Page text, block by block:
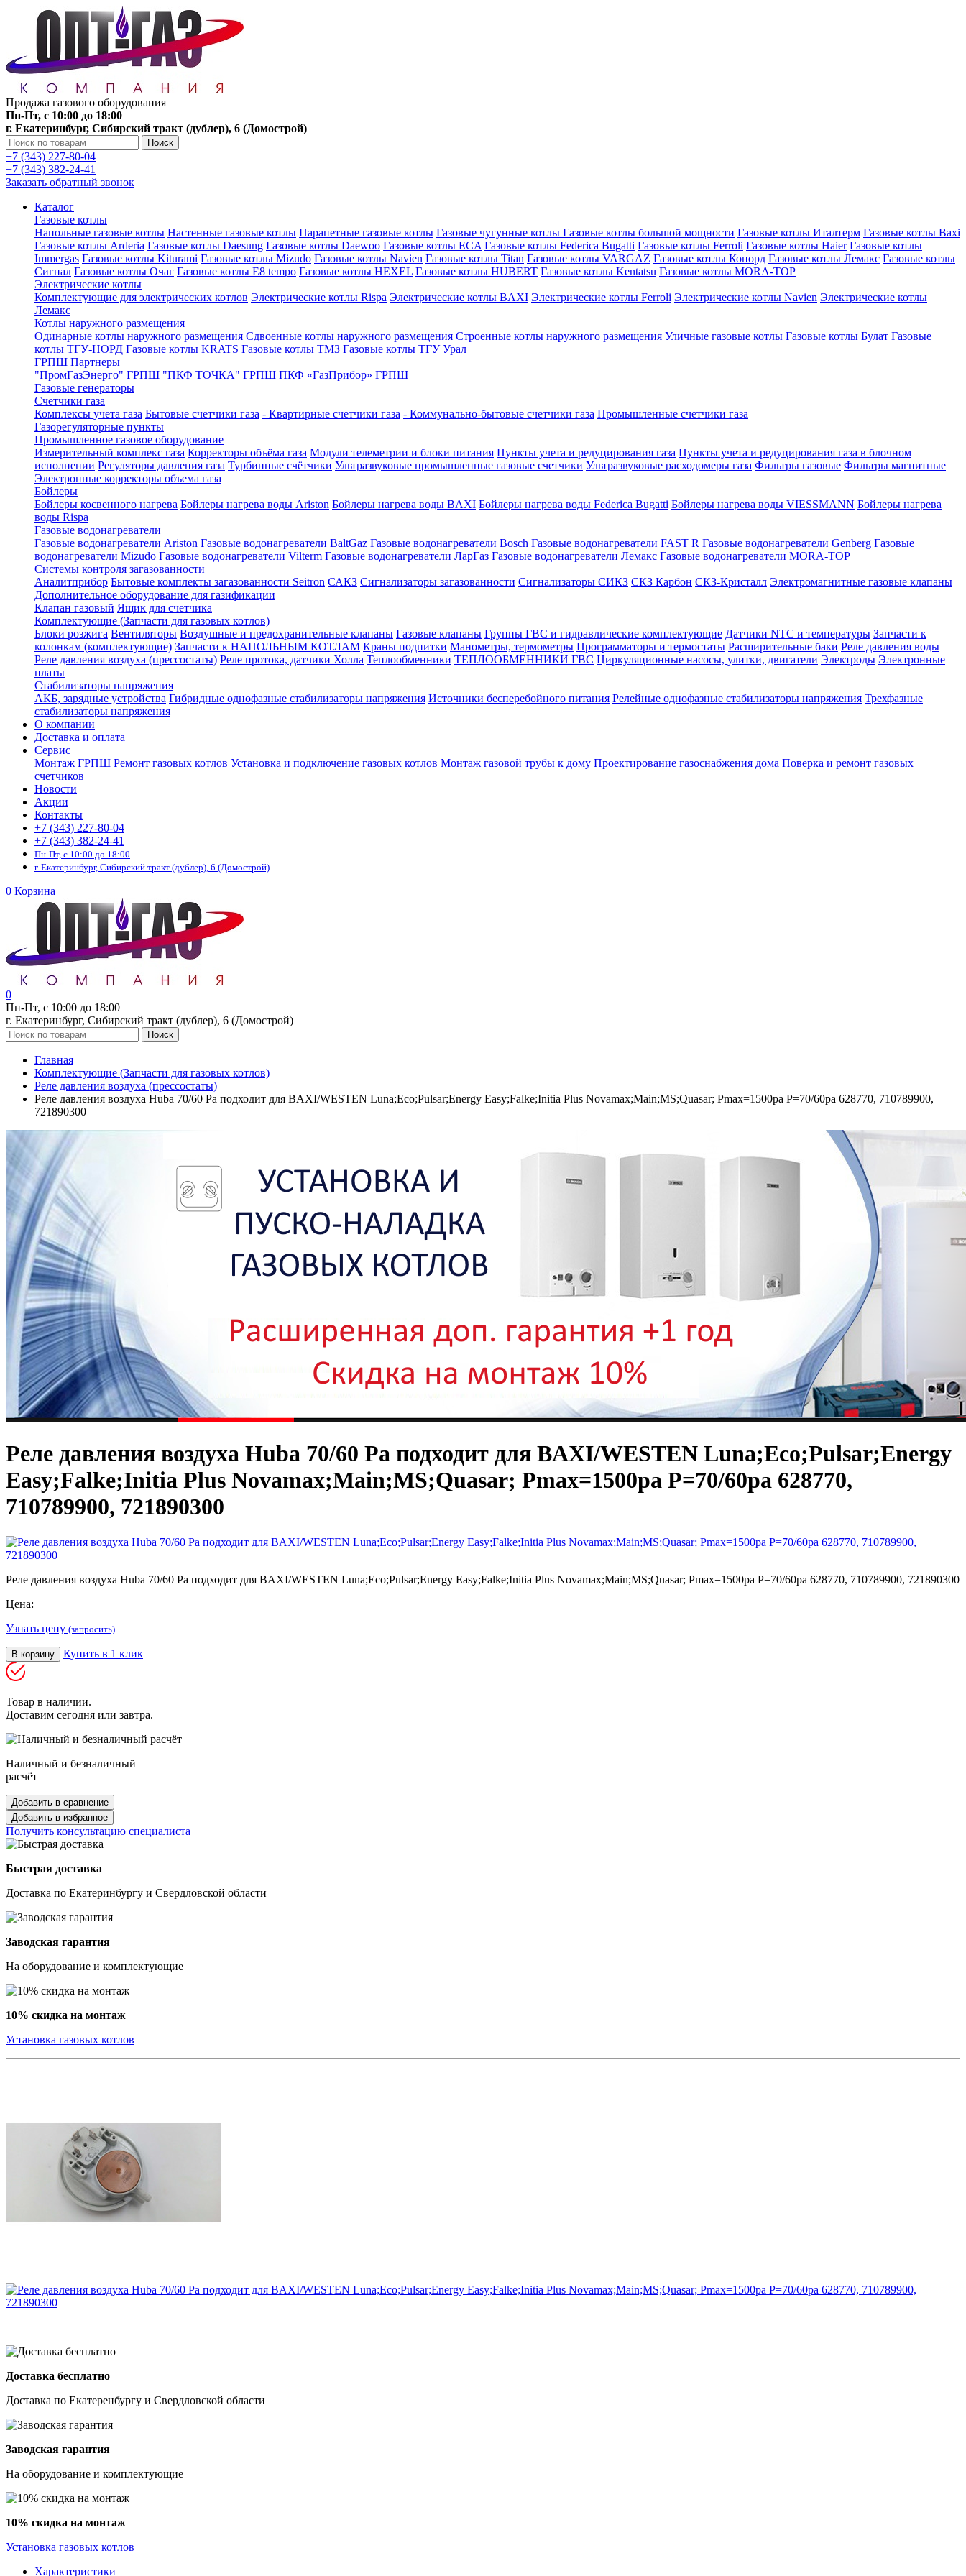
Продажа газового оборудования
Пн-Пт, с 10:00 до 18:00
г. Екатеринбург, Сибирский тракт (дублер), 6 (Домострой)
Поиск
+7 (343) 227-80-04
+7 (343) 382-24-41
Заказать обратный звонок
Каталог
Газовые котлы
Напольные газовые котлы Настенные газовые котлы Парапетные газовые котлы Газовые чугунные котлы Газовые котлы большой мощности Газовые котлы Италтерм Газовые котлы Baxi
Газовые котлы Arderia Газовые котлы Daesung Газовые котлы Daewoo Газовые котлы ECA Газовые котлы Federica Bugatti Газовые котлы Ferroli Газовые котлы Haier Газовые котлы
Immergas Газовые котлы Kiturami Газовые котлы Mizudo Газовые котлы Navien Газовые котлы Titan Газовые котлы VARGAZ Газовые котлы Конорд Газовые котлы Лемакс Газовые котлы
Сигнал Газовые котлы Очаг Газовые котлы E8 tempo Газовые котлы HEXEL Газовые котлы HUBERT Газовые котлы Kentatsu Газовые котлы MORA-TOP
Электрические котлы
Комплектующие для электрических котлов Электрические котлы Rispa Электрические котлы BAXI Электрические котлы Ferroli Электрические котлы Navien Электрические котлы
Лемакс
Котлы наружного размещения
Одинарные котлы наружного размещения Сдвоенные котлы наружного размещения Строенные котлы наружного размещения Уличные газовые котлы Газовые котлы Булат Газовые
котлы ТГУ-НОРД Газовые котлы KRATS Газовые котлы ТМЗ Газовые котлы ТГУ Урал
ГРПШ Партнеры
"ПромГазЭнерго" ГРПШ "ПКФ ТОЧКА" ГРПШ ПКФ «ГазПрибор» ГРПШ
Газовые генераторы
Счетчики газа
Комплексы учета газа Бытовые счетчики газа - Квартирные счетчики газа - Коммунально-бытовые счетчики газа Промышленные счетчики газа
Газорегуляторные пункты
Промышленное газовое оборудование
Измерительный комплекс газа Корректоры объёма газа Модули телеметрии и блоки питания Пункты учета и редуцирования газа Пункты учета и редуцирования газа в блочном
исполнении Регуляторы давления газа Турбинные счётчики Ультразвуковые промышленные газовые счетчики Ультразвуковые расходомеры газа Фильтры газовые Фильтры магнитные
Электронные корректоры объема газа
Бойлеры
Бойлеры косвенного нагрева Бойлеры нагрева воды Ariston Бойлеры нагрева воды BAXI Бойлеры нагрева воды Federica Bugatti Бойлеры нагрева воды VIESSMANN Бойлеры нагрева
воды Rispa
Газовые водонагреватели
Газовые водонагреватели Ariston Газовые водонагреватели BaltGaz Газовые водонагреватели Bosch Газовые водонагреватели FAST R Газовые водонагреватели Genberg Газовые
водонагреватели Mizudo Газовые водонагреватели Vilterm Газовые водонагреватели ЛарГаз Газовые водонагреватели Лемакс Газовые водонагреватели MORA-TOP
Системы контроля загазованности
Аналитприбор Бытовые комплекты загазованности Seitron САКЗ Сигнализаторы загазованности Сигнализаторы СИКЗ СКЗ Карбон СКЗ-Кристалл Электромагнитные газовые клапаны
Дополнительное оборудование для газификации
Клапан газовый Ящик для счетчика
Комплектующие (Запчасти для газовых котлов)
Блоки розжига Вентиляторы Воздушные и предохранительные клапаны Газовые клапаны Группы ГВС и гидравлические комплектующие Датчики NTC и температуры Запчасти к
колонкам (комплектующие) Запчасти к НАПОЛЬНЫМ КОТЛАМ Краны подпитки Манометры, термометры Программаторы и термостаты Расширительные баки Реле давления воды
Реле давления воздуха (прессостаты) Реле протока, датчики Холла Теплообменники ТЕПЛООБМЕННИКИ ГВС Циркуляционные насосы, улитки, двигатели Электроды Электронные
платы
Стабилизаторы напряжения
АКБ, зарядные устройства Гибридные однофазные стабилизаторы напряжения Источники бесперебойного питания Релейные однофазные стабилизаторы напряжения Трехфазные
стабилизаторы напряжения
О компании
Доставка и оплата
Сервис
Монтаж ГРПШ Ремонт газовых котлов Установка и подключение газовых котлов Монтаж газовой трубы к дому Проектирование газоснабжения дома Поверка и ремонт газовых
счетчиков
Новости
Акции
Контакты
+7 (343) 227-80-04
+7 (343) 382-24-41
Пн-Пт, с 10:00 до 18:00
г. Екатеринбург, Сибирский тракт (дублер), 6 (Домострой)
0 Корзина
0
Пн-Пт, с 10:00 до 18:00
г. Екатеринбург, Сибирский тракт (дублер), 6 (Домострой)
Поиск
Главная
Комплектующие (Запчасти для газовых котлов)
Реле давления воздуха (прессостаты)
Реле давления воздуха Huba 70/60 Pa подходит для BAXI/WESTEN Luna;Eco;Pulsar;Energy Easy;Falke;Initia Plus Novamax;Main;MS;Quasar; Pmax=1500pa P=70/60pa 628770, 710789900,
721890300
Реле давления воздуха Huba 70/60 Pa подходит для BAXI/WESTEN Luna;Eco;Pulsar;Energy
Easy;Falke;Initia Plus Novamax;Main;MS;Quasar; Pmax=1500pa P=70/60pa 628770,
710789900, 721890300
Реле давления воздуха Huba 70/60 Pa подходит для BAXI/WESTEN Luna;Eco;Pulsar;Energy Easy;Falke;Initia Plus Novamax;Main;MS;Quasar; Pmax=1500pa P=70/60pa 628770, 710789900, 721890300
Цена:
Узнать цену (запросить)
В корзину Купить в 1 клик
Товар в наличии.
Доставим сегодня или завтра.
Наличный и безналичный
расчёт
Добавить в сравнение
Добавить в избранное
Получить консультацию специалиста
Быстрая доставка
Доставка по Екатеринбургу и Свердловской области
Заводская гарантия
На оборудование и комплектующие
10% скидка на монтаж
Установка газовых котлов
Доставка бесплатно
Доставка по Екатеренбургу и Свердловской области
Заводская гарантия
На оборудование и комплектующие
10% скидка на монтаж
Установка газовых котлов
Характеристики